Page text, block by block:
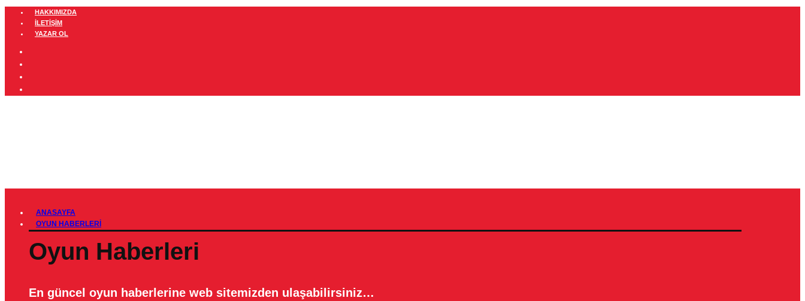
HAKKIMIZDA
İLETIŞIM
YAZAR OL
ANASAYFA
OYUN HABERLERI
Oyun Haberleri
En güncel oyun haberlerine web sitemizden ulaşabilirsiniz…